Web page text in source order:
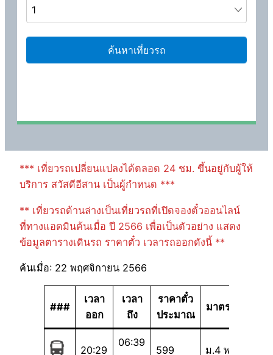
*** เที่ยวรถเปลี่ยนแปลงได้ตลอด 24 ชม. ขึ้นอยู่กับผู้ให้
บริการ สวัสดีอีสาน เป็นผู้กำหนด ***
** เที่ยวรถด้านล่างเป็นเที่ยวรถที่เปิดจองตั๋วออนไลน์
ที่ทางแอดมินค้นเมื่อ ปี 2566 เพื่อเป็นตัวอย่าง แสดง
ข้อมูลตารางเดินรถ ราคาตั๋ว เวลารถออกดังนี้ **
ค้นเมื่อ: 22 พฤศจิกายน 2566
###
เวลา
ออก
เวลา
ถึง
ราคาตั๋ว
ประมาณ
มาตรฐาน
20:29
06:39
599 ม.4 พ